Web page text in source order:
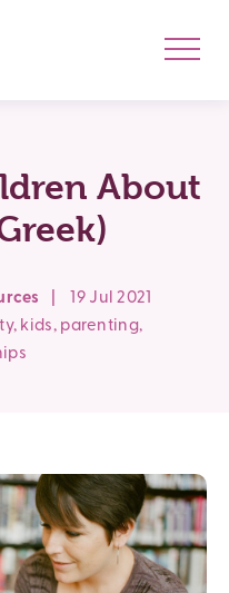
About
19 Jul 2021
, kids, parenting,